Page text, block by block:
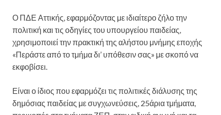
Ο ΠΔΕ Αττικής, εφαρμόζοντας με ιδιαίτερο ζήλο την
πολιτική και τις οδηγίες του υπουργείου παιδείας,
χρησιμοποιεί την πρακτική της αλήστου μνήμης εποχής
«Περάστε από το τμήμα δι’ υπόθεσιν σας» με σκοπό να
εκφοβίσει.
Είναι ο ίδιος που εφαρμόζει τις πολιτικές διάλυσης της
δημόσιας παιδείας με συγχωνεύσεις, 25άρια τμήματα,